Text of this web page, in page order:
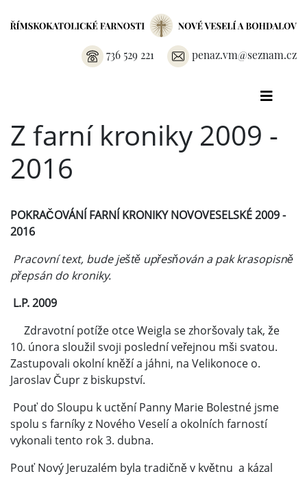
736 529 221 penaz.vm@seznam.cz
Z farní kroniky 2009 -
2016
POKRAČOVÁNÍ FARNÍ KRONIKY NOVOVESELSKÉ 2009 -
2016
Pracovní text, bude ještě upřesňován a pak krasopisně
přepsán do kroniky.
L.P. 2009
Zdravotní potíže otce Weigla se zhoršovaly tak, že
10. února sloužil svoji poslední veřejnou mši svatou.
Zastupovali okolní kněží a jáhni, na Velikonoce o.
Jaroslav Čupr z biskupství.
Pouť do Sloupu k uctění Panny Marie Bolestné jsme
spolu s farníky z Nového Veselí a okolních farností
vykonali tento rok 3. dubna.
Pouť Nový Jeruzalém byla tradičně v květnu a kázal